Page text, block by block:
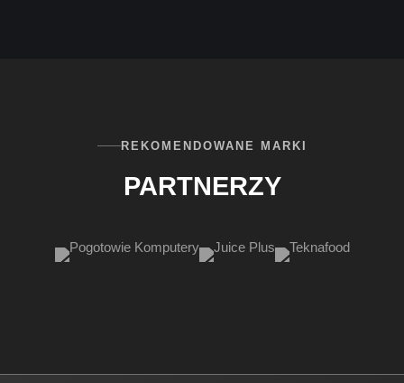
REKOMENDOWANE MARKI
PARTNERZY